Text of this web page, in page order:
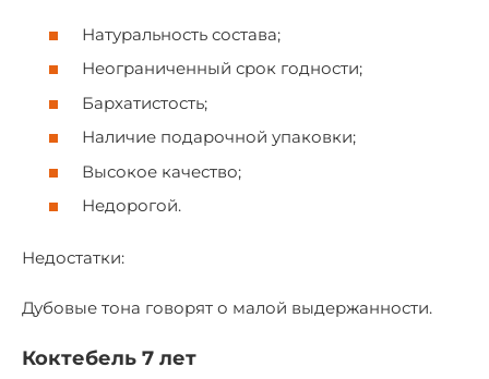
Натуральность состава;
Неограниченный срок годности;
Бархатистость;
Наличие подарочной упаковки;
Высокое качество;
Недорогой.
Недостатки:
Дубовые тона говорят о малой выдержанности.
Коктебель 7 лет